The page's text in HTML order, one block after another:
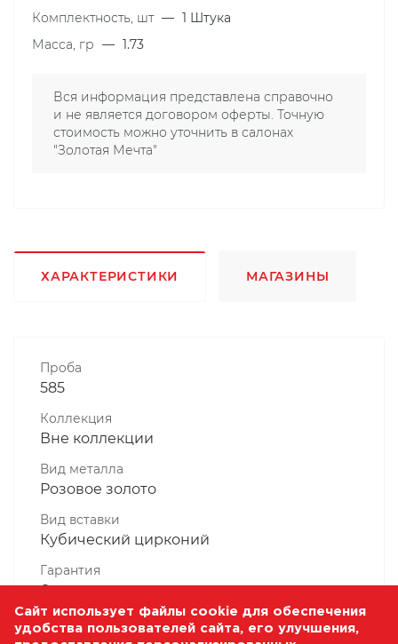
Комплектность, шт — 1 Штука
Масса, гр — 1.73
Вся информация представлена справочно
и не является договором оферты. Точную
стоимость можно уточнить в салонах
"Золотая Мечта"
ХАРАКТЕРИСТИКИ МАГАЗИНЫ
Проба
585
Коллекция
Вне коллекции
Вид металла
Розовое золото
Вид вставки
Кубический цирконий
Гарантия
6 месяцев
Комплектность, шт
Сайт использует файлы cookie для обеспечения
удобства пользователей сайта, его улучшения,